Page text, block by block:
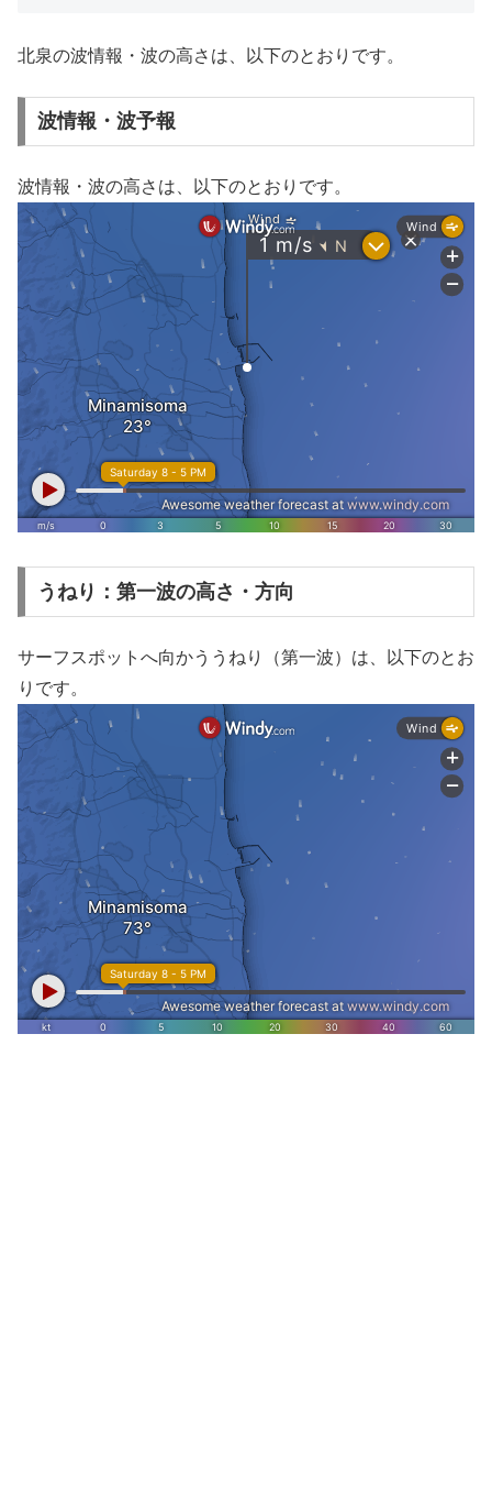
北泉の波情報・波の高さは、以下のとおりです。
波情報・波予報
波情報・波の高さは、以下のとおりです。
うねり：第一波の高さ・方向
サーフスポットへ向かううねり（第一波）は、以下のとお
りです。